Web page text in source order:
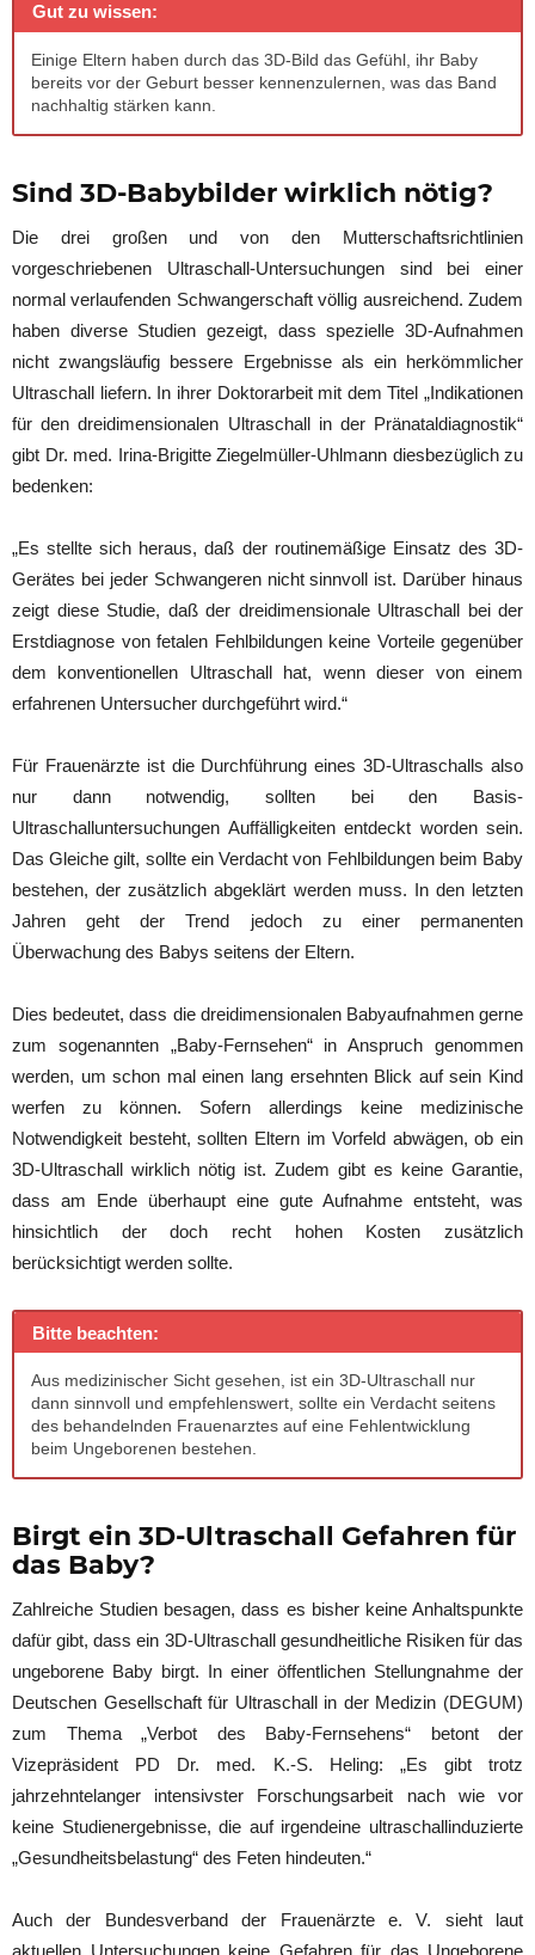
Gut zu wissen:
Einige Eltern haben durch das 3D-Bild das Gefühl, ihr Baby
bereits vor der Geburt besser kennenzulernen, was das Band
nachhaltig stärken kann.
Sind 3D-Babybilder wirklich nötig?
Die drei großen und von den Mutterschaftsrichtlinien
vorgeschriebenen Ultraschall-Untersuchungen sind bei einer
normal verlaufenden Schwangerschaft völlig ausreichend. Zudem
haben diverse Studien gezeigt, dass spezielle 3D-Aufnahmen
nicht zwangsläufig bessere Ergebnisse als ein herkömmlicher
Ultraschall liefern. In ihrer Doktorarbeit mit dem Titel „Indikationen
für den dreidimensionalen Ultraschall in der Pränataldiagnostik“
gibt Dr. med. Irina-Brigitte Ziegelmüller-Uhlmann diesbezüglich zu
bedenken:
„Es stellte sich heraus, daß der routinemäßige Einsatz des 3D-
Gerätes bei jeder Schwangeren nicht sinnvoll ist. Darüber hinaus
zeigt diese Studie, daß der dreidimensionale Ultraschall bei der
Erstdiagnose von fetalen Fehlbildungen keine Vorteile gegenüber
dem konventionellen Ultraschall hat, wenn dieser von einem
erfahrenen Untersucher durchgeführt wird.“
Für Frauenärzte ist die Durchführung eines 3D-Ultraschalls also
nur dann notwendig, sollten bei den Basis-
Ultraschalluntersuchungen Auffälligkeiten entdeckt worden sein.
Das Gleiche gilt, sollte ein Verdacht von Fehlbildungen beim Baby
bestehen, der zusätzlich abgeklärt werden muss. In den letzten
Jahren geht der Trend jedoch zu einer permanenten
Überwachung des Babys seitens der Eltern.
Dies bedeutet, dass die dreidimensionalen Babyaufnahmen gerne
zum sogenannten „Baby-Fernsehen“ in Anspruch genommen
werden, um schon mal einen lang ersehnten Blick auf sein Kind
werfen zu können. Sofern allerdings keine medizinische
Notwendigkeit besteht, sollten Eltern im Vorfeld abwägen, ob ein
3D-Ultraschall wirklich nötig ist. Zudem gibt es keine Garantie,
dass am Ende überhaupt eine gute Aufnahme entsteht, was
hinsichtlich der doch recht hohen Kosten zusätzlich
berücksichtigt werden sollte.
Bitte beachten:
Aus medizinischer Sicht gesehen, ist ein 3D-Ultraschall nur
dann sinnvoll und empfehlenswert, sollte ein Verdacht seitens
des behandelnden Frauenarztes auf eine Fehlentwicklung
beim Ungeborenen bestehen.
Birgt ein 3D-Ultraschall Gefahren für
das Baby?
Zahlreiche Studien besagen, dass es bisher keine Anhaltspunkte
dafür gibt, dass ein 3D-Ultraschall gesundheitliche Risiken für das
ungeborene Baby birgt. In einer öffentlichen Stellungnahme der
Deutschen Gesellschaft für Ultraschall in der Medizin (DEGUM)
zum Thema „Verbot des Baby-Fernsehens“ betont der
Vizepräsident PD Dr. med. K.-S. Heling: „Es gibt trotz
jahrzehntelanger intensivster Forschungsarbeit nach wie vor
keine Studienergebnisse, die auf irgendeine ultraschallinduzierte
„Gesundheitsbelastung“ des Feten hindeuten.“
Auch der Bundesverband der Frauenärzte e. V. sieht laut